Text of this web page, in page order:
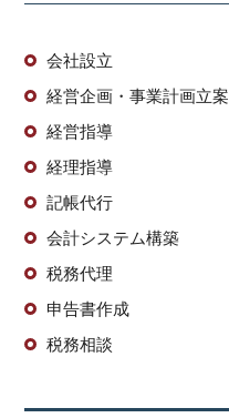
会社設立
経営企画・事業計画立案
経営指導
経理指導
記帳代行
会計システム構築
税務代理
申告書作成
税務相談